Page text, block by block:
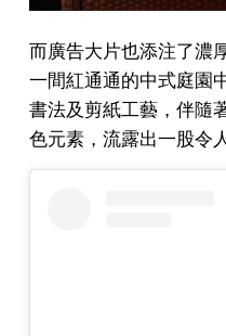
而廣告大片也添注了濃
一間紅通通的中式庭園
書法及剪紙工藝，伴隨
色元素，流露出一股令